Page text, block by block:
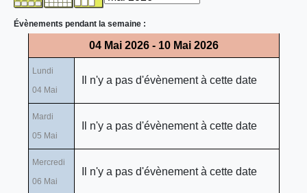
Évènements pendant la semaine :
04 Mai 2026 - 10 Mai 2026
Lundi
04 Mai
Il n'y a pas d'évènement à cette date
Mardi
05 Mai
Il n'y a pas d'évènement à cette date
Mercredi
06 Mai
Il n'y a pas d'évènement à cette date